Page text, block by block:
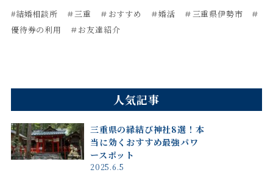
#結婚相談所 ＃三重 ＃おすすめ ＃婚活 ＃三重県伊勢市 ＃
優待券の利用 ＃お友達紹介
人気記事
三重県の縁結び神社8選！本
当に効くおすすめ最強パワ
ースポット
2025.6.5